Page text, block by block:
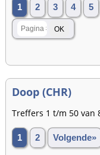
1 2 3 4 5
Doop (CHR)
Treffers 1 t/m 50 van
1 2 Volgende»